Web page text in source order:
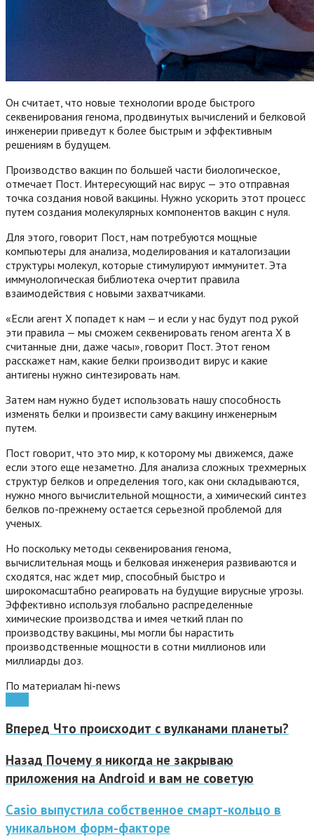
Он считает, что новые технологии вроде быстрого
секвенирования генома, продвинутых вычислений и белковой
инженерии приведут к более быстрым и эффективным
решениям в будущем.
Производство вакцин по большей части биологическое,
отмечает Пост. Интересующий нас вирус — это отправная
точка создания новой вакцины. Нужно ускорить этот процесс
путем создания молекулярных компонентов вакцин с нуля.
Для этого, говорит Пост, нам потребуются мощные
компьютеры для анализа, моделирования и каталогизации
структуры молекул, которые стимулируют иммунитет. Эта
иммунологическая библиотека очертит правила
взаимодействия с новыми захватчиками.
«Если агент Х попадет к нам — и если у нас будут под рукой
эти правила — мы сможем секвенировать геном агента Х в
считанные дни, даже часы», говорит Пост. Этот геном
расскажет нам, какие белки производит вирус и какие
антигены нужно синтезировать нам.
Затем нам нужно будет использовать нашу способность
изменять белки и произвести саму вакцину инженерным
путем.
Пост говорит, что это мир, к которому мы движемся, даже
если этого еще незаметно. Для анализа сложных трехмерных
структур белков и определения того, как они складываются,
нужно много вычислительной мощности, а химический синтез
белков по-прежнему остается серьезной проблемой для
ученых.
Но поскольку методы секвенирования генома,
вычислительная мощь и белковая инженерия развиваются и
сходятся, нас ждет мир, способный быстро и
широкомасштабно реагировать на будущие вирусные угрозы.
Эффективно используя глобально распределенные
химические производства и имея четкий план по
производству вакцины, мы могли бы нарастить
производственные мощности в сотни миллионов или
миллиарды доз.
По материалам hi-news
Вперед Что происходит с вулканами планеты?
Назад Почему я никогда не закрываю
приложения на Android и вам не советую
Casio выпустила собственное смарт-кольцо в
уникальном форм-факторе